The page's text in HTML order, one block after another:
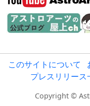
このサイトについて
プレスリリース
Copyright ©